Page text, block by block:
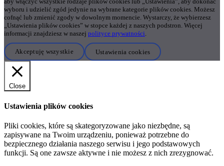
wyboru i udzielić zgód jedynie na wybrane kategorie plików cookies. Możesz
cofnąć lub zmienić zgody w dowolnym momencie. Wystarczy, że wybierzesz
„Ustawienia plików cookies” w stopce każdej z naszych podstron. Więcej
informacji znajdziesz w naszej polityce prywatności
Akceptuję wszystkie Ustawienia cookies
Close
Ustawienia plików cookies
Pliki cookies, które są skategoryzowane jako niezbędne, są
zapisywane na Twoim urządzeniu, ponieważ potrzebne do
bezpiecznego działania naszego serwisu i jego podstawowych
funkcji. Są one zawsze aktywne i nie możesz z nich zrezygnować.